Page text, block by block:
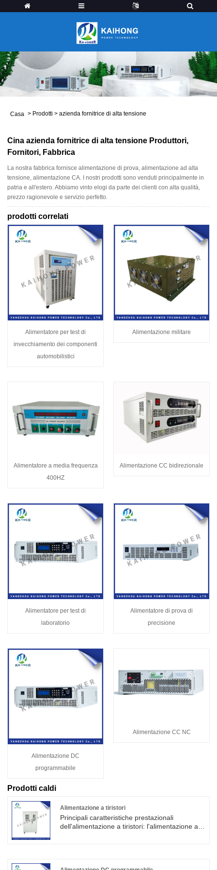
Casa > Prodotti > azienda fornitrice di alta tensione
Cina azienda fornitrice di alta tensione Produttori,
Fornitori, Fabbrica
La nostra fabbrica fornisce alimentazione di prova, alimentazione ad alta
tensione, alimentazione CA. I nostri prodotti sono venduti principalmente in
patria e all'estero. Abbiamo vinto elogi da parte dei clienti con alta qualità,
prezzo ragionevole e servizio perfetto.
prodotti correlati
Alimentatore per test di
invecchiamento dei componenti
automobilistici
Alimentazione militare
Alimentatore a media frequenza
400HZ
Alimentazione CC bidirezionale
Alimentatore per test di
laboratorio
Alimentatore di prova di
precisione
Alimentazione DC
programmabile
Alimentazione CC NC
Prodotti caldi
Alimentazione a tiristori
Principali caratteristiche prestazionali
dell'alimentazione a tiristori: l'alimentazione a